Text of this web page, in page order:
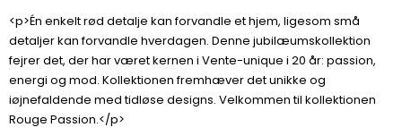
<p>Én enkelt rød detalje kan forvandle et hjem, ligesom små
detaljer kan forvandle hverdagen. Denne jubilæumskollektion
fejrer det, der har været kernen i Vente-unique i 20 år: passion,
energi og mod. Kollektionen fremhæver det unikke og
iøjnefaldende med tidløse designs. Velkommen til kollektionen
Rouge Passion.</p>